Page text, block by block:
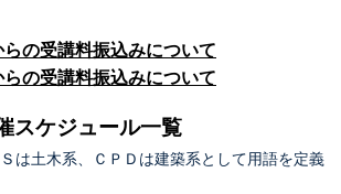
の受講料振込みについて
の受講料振込みについて
スケジュール一覧
は土木系、ＣＰＤは建築系として用語を定義